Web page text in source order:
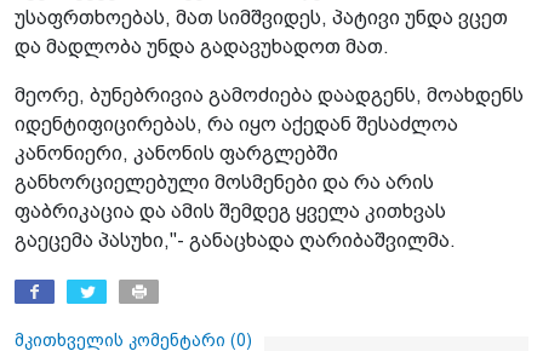
უსაფრთხოებას, მათ სიმშვიდეს, პატივი უნდა ვცეთ
და მადლობა უნდა გადავუხადოთ მათ.
მეორე, ბუნებრივია გამოძიება დაადგენს, მოახდენს
იდენტიფიცირებას, რა იყო აქედან შესაძლოა
კანონიერი, კანონის ფარგლებში
განხორციელებული მოსმენები და რა არის
ფაბრიკაცია და ამის შემდეგ ყველა კითხვას
გაეცემა პასუხი,"- განაცხადა ღარიბაშვილმა.
მკითხველის კომენტარი (0)